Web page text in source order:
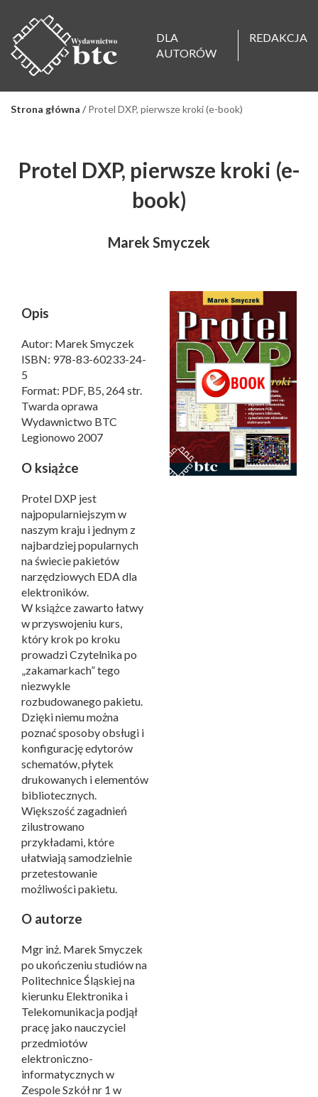
DLA
AUTORÓW
REDAKCJA
Strona główna / Protel DXP, pierwsze kroki (e-book)
Protel DXP, pierwsze kroki (e-
book)
Marek Smyczek
Opis
Autor: Marek Smyczek
ISBN: 978-83-60233-24-
5
Format: PDF, B5, 264 str.
Twarda oprawa
Wydawnictwo BTC
Legionowo 2007
O książce
Protel DXP jest
najpopularniejszym w
naszym kraju i jednym z
najbardziej popularnych
na świecie pakietów
narzędziowych EDA dla
elektroników.
W książce zawarto łatwy
w przyswojeniu kurs,
który krok po kroku
prowadzi Czytelnika po
„zakamarkach” tego
niezwykle
rozbudowanego pakietu.
Dzięki niemu można
poznać sposoby obsługi i
konfigurację edytorów
schematów, płytek
drukowanych i elementów
bibliotecznych.
Większość zagadnień
zilustrowano
przykładami, które
ułatwiają samodzielnie
przetestowanie
możliwości pakietu.
O autorze
Mgr inż. Marek Smyczek
po ukończeniu studiów na
Politechnice Śląskiej na
kierunku Elektronika i
Telekomunikacja podjął
pracę jako nauczyciel
przedmiotów
elektroniczno-
informatycznych w
Zespole Szkół nr 1 w